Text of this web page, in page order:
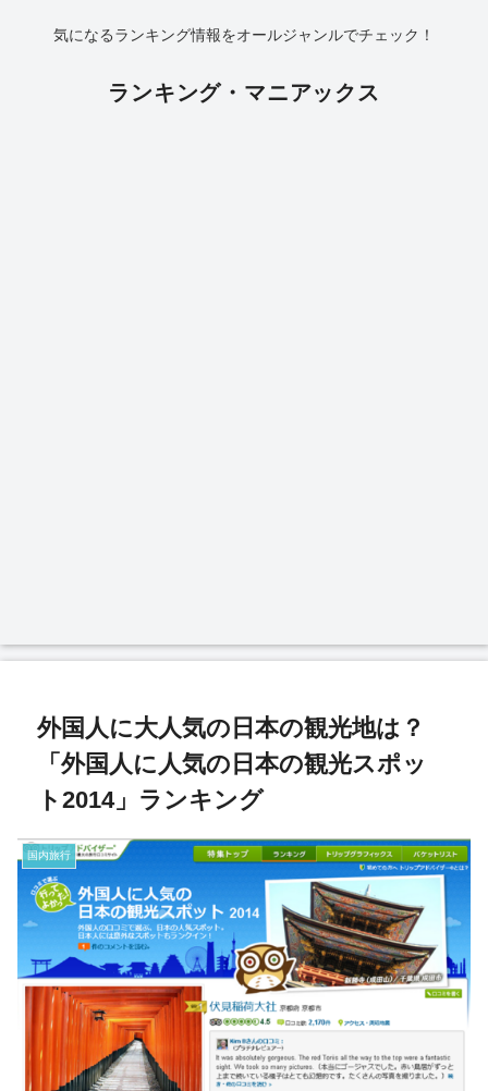
気になるランキング情報をオールジャンルでチェック！
ランキング・マニアックス
外国人に大人気の日本の観光地は？
「外国人に人気の日本の観光スポッ
ト2014」ランキング
国内旅行